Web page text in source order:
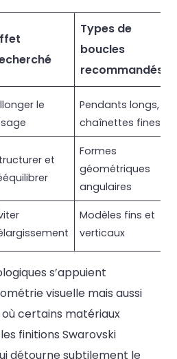
Types de
boucles
recommandés
le
Pendants longs,
chaînettes fines
et
Formes
géométriques
angulaires
Modèles fins et
verticaux
s’appuient
visuelle mais aussi
certains matériaux
finitions Swarovski
détourne subtilement le